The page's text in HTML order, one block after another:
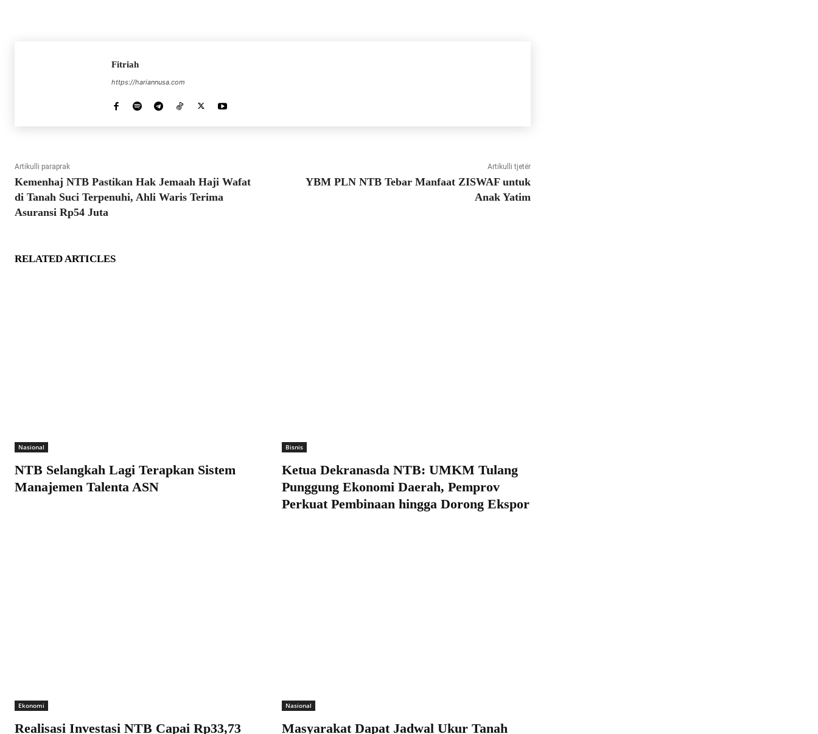
Fitriah
https://hariannusa.com
Artikulli paraprak
Kemenhaj NTB Pastikan Hak Jemaah Haji Wafat
di Tanah Suci Terpenuhi, Ahli Waris Terima
Asuransi Rp54 Juta
Artikulli tjetër
YBM PLN NTB Tebar Manfaat ZISWAF untuk
Anak Yatim
RELATED ARTICLES
Nasional
NTB Selangkah Lagi Terapkan Sistem
Manajemen Talenta ASN
Bisnis
Ketua Dekranasda NTB: UMKM Tulang
Punggung Ekonomi Daerah, Pemprov
Perkuat Pembinaan hingga Dorong Ekspor
Ekonomi
Realisasi Investasi NTB Capai Rp33,73
Nasional
Masyarakat Dapat Jadwal Ukur Tanah